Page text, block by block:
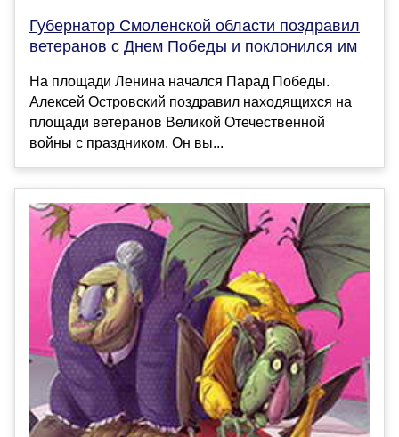
Губернатор Смоленской области поздравил
ветеранов с Днем Победы и поклонился им
На площади Ленина начался Парад Победы.
Алексей Островский поздравил находящихся на
площади ветеранов Великой Отечественной
войны с праздником. Он вы...